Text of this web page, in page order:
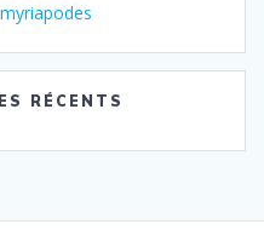
RÉCENTS